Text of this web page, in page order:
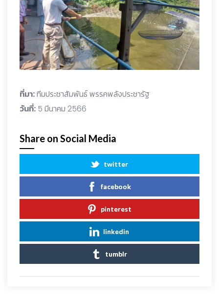
ที่มา:ทีมประชาสัมพันธ์ พรรคพลังประชารัฐ
วันที่: 5 มีนาคม 2566
Share on Social Media
twitter
facebook
pinterest
linkedin
tumblr